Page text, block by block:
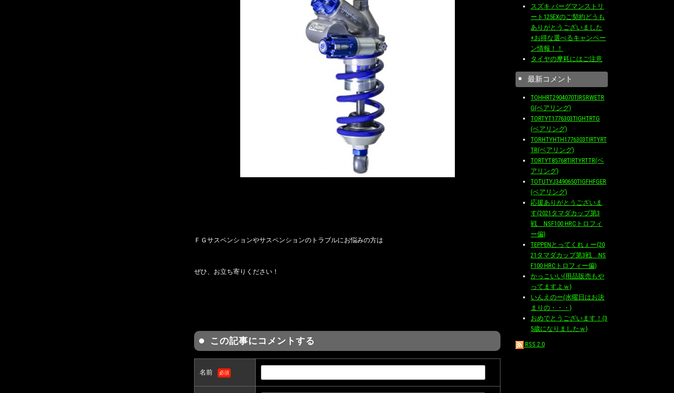
ＦＧサスペンションやサスペンションのトラブルにお悩みの方は
ぜひ、お立ち寄りください！
この記事にコメントする
名前 必須
スズキ バーグマンストリ
ート125EXのご契約どうも
ありがとうございました
+お得な選べるキャンペー
ン情報！！
タイヤの摩耗にはご注意
最新コメント
TOHHRT2904070TIRSRWETR
G(ベアリング)
TORTYT1776303TIGHTRTG
(ベアリング)
TORHTYHTH1776303TIRTYRT
TR(ベアリング)
TORTYT85768TIRTYRTTR(ベ
アリング)
TOTUTYJ3490650TIGFHFGER
(ベアリング)
応援ありがとうございま
す(2021タマダカップ第3
戦 NSF100 HRCトロフィ
ー偏)
TEPPENとってくれぇー(20
21タマダカップ第3戦 NS
F100 HRCトロフィー偏)
かっこいい(用品販売もや
ってますよｗ)
いんえのー(水曜日はお決
まりの・・・)
おめでとうございます！(3
5歳になりましたｗ)
RSS 2.0